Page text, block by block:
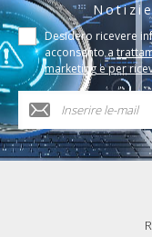
Desidero ricevere
acconsento a
marketing e per